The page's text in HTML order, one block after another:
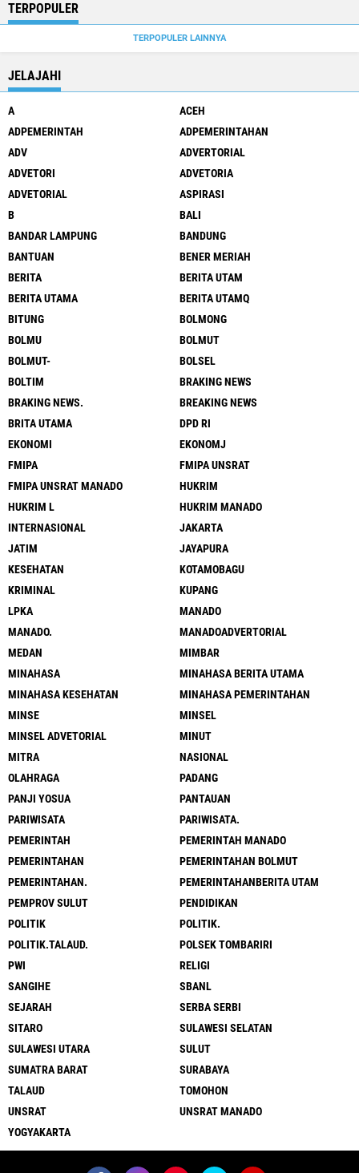
TERPOPULER
TERPOPULER LAINNYA
JELAJAHI
A
ACEH
ADPEMERINTAH
ADPEMERINTAHAN
ADV
ADVERTORIAL
ADVETORI
ADVETORIA
ADVETORIAL
ASPIRASI
B
BALI
BANDAR LAMPUNG
BANDUNG
BANTUAN
BENER MERIAH
BERITA
BERITA UTAM
BERITA UTAMA
BERITA UTAMQ
BITUNG
BOLMONG
BOLMU
BOLMUT
BOLMUT-
BOLSEL
BOLTIM
BRAKING NEWS
BRAKING NEWS.
BREAKING NEWS
BRITA UTAMA
DPD RI
EKONOMI
EKONOMJ
FMIPA
FMIPA UNSRAT
FMIPA UNSRAT MANADO
HUKRIM
HUKRIM L
HUKRIM MANADO
INTERNASIONAL
JAKARTA
JATIM
JAYAPURA
KESEHATAN
KOTAMOBAGU
KRIMINAL
KUPANG
LPKA
MANADO
MANADO.
MANADOADVERTORIAL
MEDAN
MIMBAR
MINAHASA
MINAHASA BERITA UTAMA
MINAHASA KESEHATAN
MINAHASA PEMERINTAHAN
MINSE
MINSEL
MINSEL ADVETORIAL
MINUT
MITRA
NASIONAL
OLAHRAGA
PADANG
PANJI YOSUA
PANTAUAN
PARIWISATA
PARIWISATA.
PEMERINTAH
PEMERINTAH MANADO
PEMERINTAHAN
PEMERINTAHAN BOLMUT
PEMERINTAHAN.
PEMERINTAHANBERITA UTAM
PEMPROV SULUT
PENDIDIKAN
POLITIK
POLITIK.
POLITIK.TALAUD.
POLSEK TOMBARIRI
PWI
RELIGI
SANGIHE
SBANL
SEJARAH
SERBA SERBI
SITARO
SULAWESI SELATAN
SULAWESI UTARA
SULUT
SUMATRA BARAT
SURABAYA
TALAUD
TOMOHON
UNSRAT
UNSRAT MANADO
YOGYAKARTA